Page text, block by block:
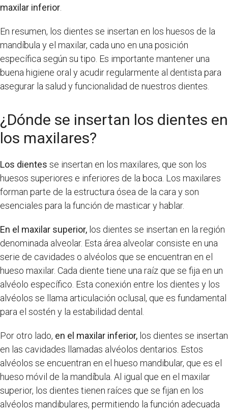
maxilar inferior
En resumen, los dientes se insertan en los huesos de la
mandíbula y el maxilar, cada uno en una posición
específica según su tipo. Es importante mantener una
buena higiene oral y acudir regularmente al dentista para
asegurar la salud y funcionalidad de nuestros dientes.
¿Dónde se insertan los dientes en
los maxilares?
Los dientes se insertan en los maxilares, que son los
huesos superiores e inferiores de la boca. Los maxilares
forman parte de la estructura ósea de la cara y son
esenciales para la función de masticar y hablar.
En el maxilar superior, los dientes se insertan en la región
denominada alveolar. Esta área alveolar consiste en una
serie de cavidades o alvéolos que se encuentran en el
hueso maxilar. Cada diente tiene una raíz que se fija en un
alvéolo específico. Esta conexión entre los dientes y los
alvéolos se llama articulación oclusal, que es fundamental
para el sostén y la estabilidad dental.
Por otro lado, en el maxilar inferior, los dientes se insertan
en las cavidades llamadas alvéolos dentarios. Estos
alvéolos se encuentran en el hueso mandibular, que es el
hueso móvil de la mandíbula. Al igual que en el maxilar
superior, los dientes tienen raíces que se fijan en los
alvéolos mandibulares, permitiendo la función adecuada